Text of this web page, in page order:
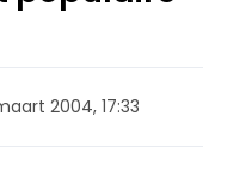
2004, 17:33